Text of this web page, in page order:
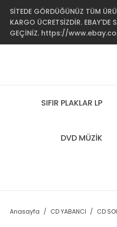
SİTEDE GÖRDÜĞÜNÜZ TÜM
KARGO ÜCRETSİZDİR. EBAY'DE
GEÇİNİZ. https://
SIFIR PLAKLAR LP
DVD MÜZİK
Anasayfa CD YABANCI CD